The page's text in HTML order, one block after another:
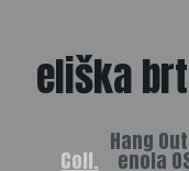
eliška
Hang
enola
Coll.